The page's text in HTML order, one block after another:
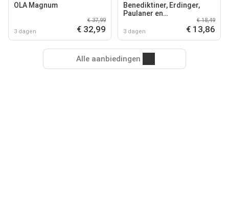
OLA Magnum
3 dagen
€ 37,99
€ 32,99
Benediktiner, Erdinger,
Paulaner en
3 dagen
€ 18,49
€ 13,86
Alle aanbiedingen